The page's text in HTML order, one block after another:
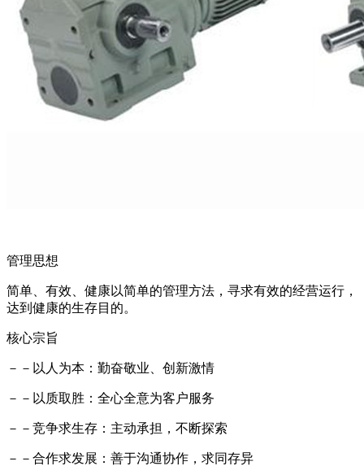
管理思想
简单、有效、健康以简单的管理方法，寻求有效的经营运行，
达到健康的生存目的。
核心宗旨
－－以人为本：勤奋敬业、创新激情
－－以质取胜：全心全意为客户服务
－－竞争求生存：主动承担，不断探索
－－合作求发展：善于沟通协作，求同存异